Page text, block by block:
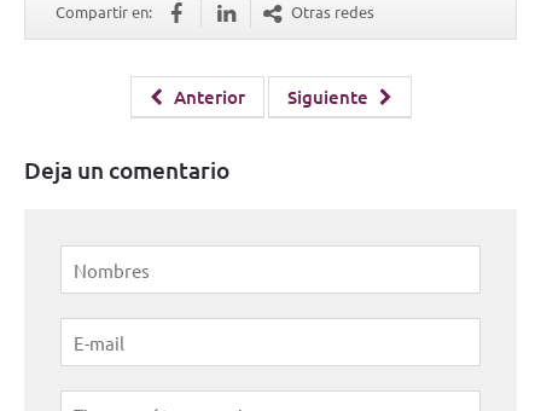
Compartir en: Otras redes
Anterior Siguiente
Deja un comentario